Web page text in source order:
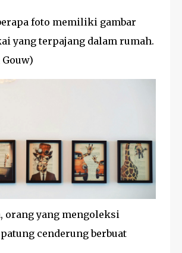
foto memiliki gambar
yang terpajang dalam rumah.
orang yang mengoleksi
cenderung berbuat